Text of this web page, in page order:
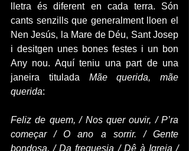
lletra és diferent en cada terra. Són
cants senzills que generalment lloen el
Nen Jesús, la Mare de Déu, Sant Josep
i desitgen unes bones festes i un bon
Any nou. Aquí teniu una part de una
janeira titulada Mãe querida, mãe
querida:
Feliz de quem, / Nos quer ouvir, / P’ra
começar / O ano a sorrir. / Gente
bondosa, / Da freguesia / Dê à Igreja /